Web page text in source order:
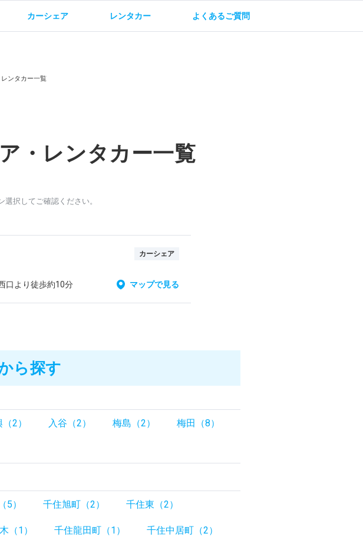
カーシェア レンタカー よくあるご質問
ンタカー一覧
・レンタカー一覧
択してご確認ください。
カーシェア
口より徒歩約10分
マップで見る
ら探す
2） 入谷（2） 梅島（2） 梅田（8）
5） 千住旭町（2） 千住東（2）
（1） 千住龍田町（1） 千住中居町（2）